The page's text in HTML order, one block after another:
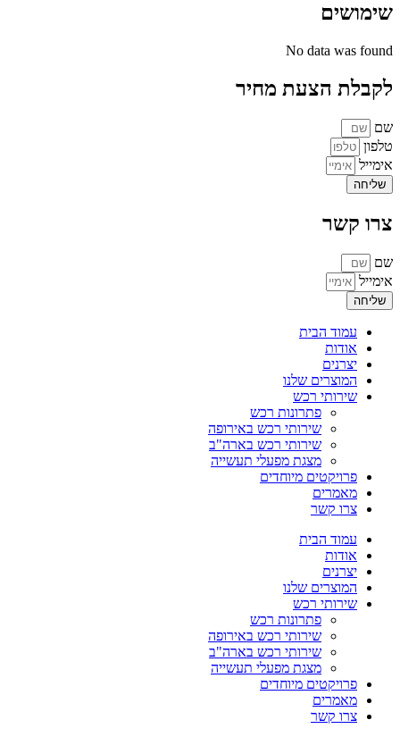
שימושים
No data was found
לקבלת הצעת מחיר
שם
טלפון
אימייל
שליחה
צרו קשר
שם
אימייל
שליחה
עמוד הבית
אודות
יצרנים
המוצרים שלנו
שירותי רכש
פתרונות רכש
שירותי רכש באירופה
שירותי רכש בארה"ב
מצגת מפעלי תעשייה
פרויקטים מיוחדים
מאמרים
צרו קשר
עמוד הבית
אודות
יצרנים
המוצרים שלנו
שירותי רכש
פתרונות רכש
שירותי רכש באירופה
שירותי רכש בארה"ב
מצגת מפעלי תעשייה
פרויקטים מיוחדים
מאמרים
צרו קשר